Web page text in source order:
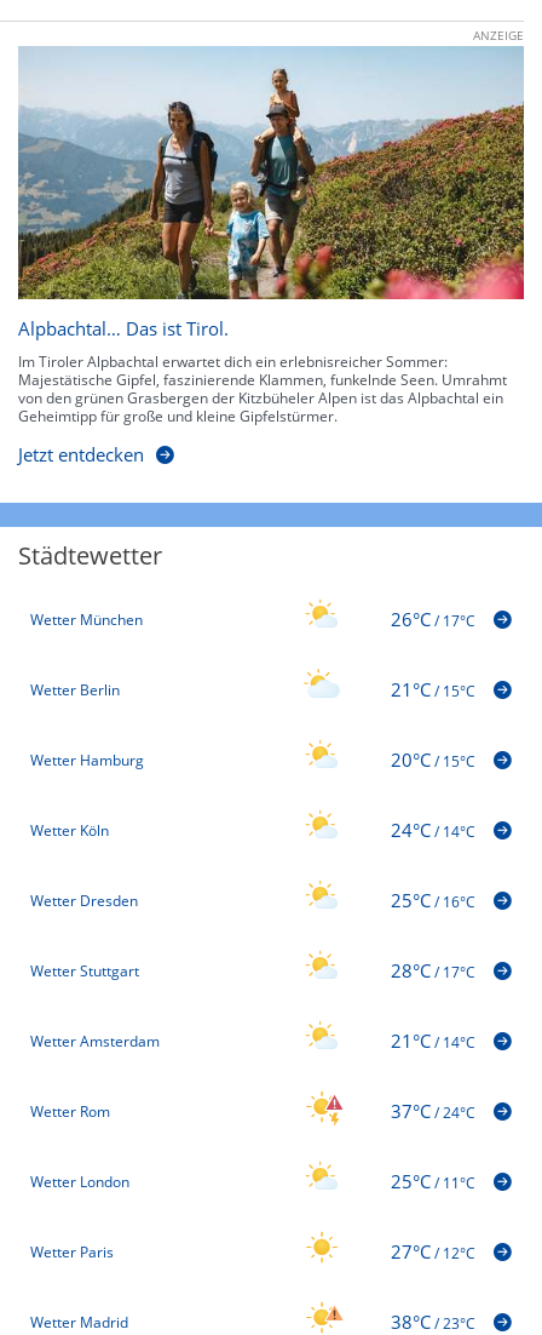
ANZEIGE
Alpbachtal… Das ist Tirol.
Im Tiroler Alpbachtal erwartet dich ein erlebnisreicher Sommer:
Majestätische Gipfel, faszinierende Klammen, funkelnde Seen. Umrahmt
von den grünen Grasbergen der Kitzbüheler Alpen ist das Alpbachtal ein
Geheimtipp für große und kleine Gipfelstürmer.
Jetzt entdecken
Städtewetter
Wetter München 26°C/17°C
Wetter Berlin 21°C/15°C
Wetter Hamburg 20°C/15°C
Wetter Köln 24°C/14°C
Wetter Dresden 25°C/16°C
Wetter Stuttgart 28°C/17°C
Wetter Amsterdam 21°C/14°C
Wetter Rom 37°C/24°C
Wetter London 25°C/11°C
Wetter Paris 27°C/12°C
Wetter Madrid 38°C/23°C